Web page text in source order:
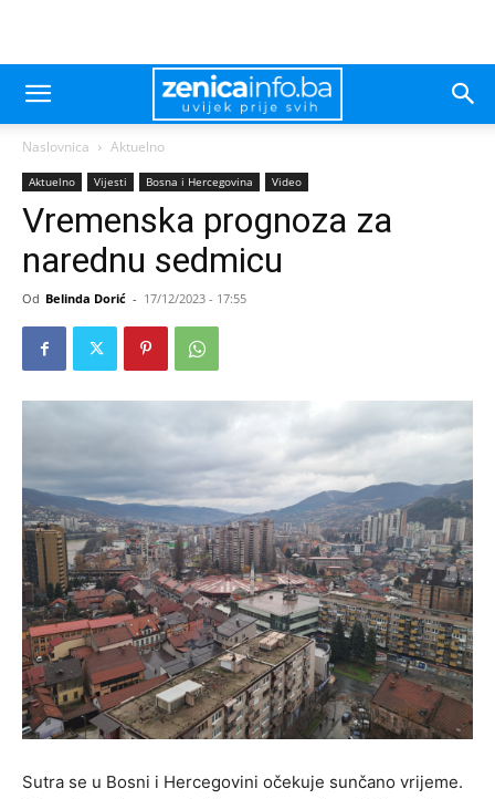
Naslovnica Aktuelno
Aktuelno Vijesti Bosna i Hercegovina Video
Vremenska prognoza za
narednu sedmicu
Od Belinda Dorić - 17/12/2023 - 17:55
Sutra se u Bosni i Hercegovini očekuje sunčano vrijeme.